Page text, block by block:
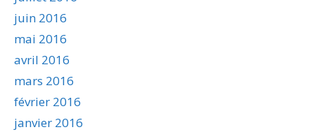
juin 2016
mai 2016
avril 2016
mars 2016
février 2016
janvier 2016